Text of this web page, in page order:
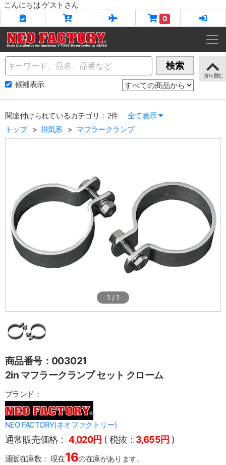
こんにちは ゲストさん
0
Name 検索
候補表示
関連付けられているカテゴリ：2件
全て表示
トップ
排気系 マフラークランプ
1 / 1
商品番号：003021
2in マフラークランプ セット クローム
ブランド：
NEO FACTORY(ネオファクトリー)
通常販売価格： 4,020円 ( 税抜： 3,655円 )
通販在庫数： 現在16の在庫があります。